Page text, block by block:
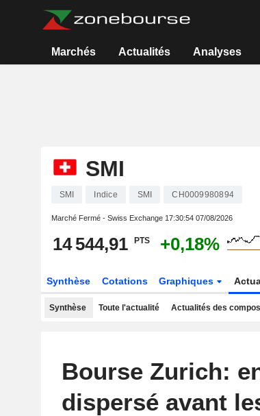
Marchés Actualités Analyses
SMI
SMI Indice SMI CH0009980894
Marché Fermé - Swiss Exchange 17:30:54 07/08/2026
14 544,91 PTS +0,18%
Synthèse Cotations Graphiques
Synthèse Toute l'actualité Actualités des
Bourse Zurich:
dispersé avant